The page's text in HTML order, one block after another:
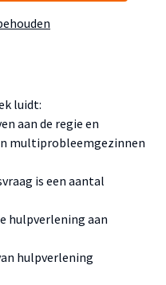
luidt:
aan de regie en
multiprobleemgezinnen
is een aantal
hulpverlening aan
hulpverlening